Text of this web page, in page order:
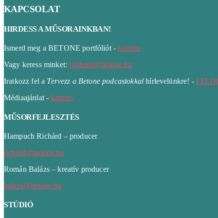
KAPCSOLAT
HIRDESS A MŰSORAINKBAN!
Ismerd meg a BETONE portfóliót -kattints
Vagy keress minket:hirdetes@betone.hu
Iratkozz fel a Tervezz a Betone podcastokkal hírlevelünkre! -
Médiaajánlat -kattints
MŰSORFEJLESZTÉS
Hampuch Richárd – producer
richard@betone.hu
Román Balázs – kreatív producer
balazs@betone.hu
STÚDIÓ